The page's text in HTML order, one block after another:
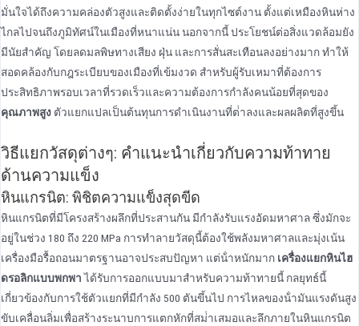
มั่นใจได้ถึงความคล่องตัวสูงและติดตั้งง่ายในทุกไซต์งาน ตั้งแต่เหมืองหินห่าง
ไกลไปจนถึงภูมิทัศน์ในเมืองที่หนาแน่น นอกจากนี้ ประโยชน์ต่อสิ่งแวดล้อมยัง
มีนัยสําคัญ โดยลดมลพิษทางเสียง ฝุ่น และการสั่นสะเทือนลงอย่างมาก ทําให้
สอดคล้องกับกฎระเบียบของเมืองที่เข้มงวด สําหรับผู้รับเหมาที่ต้องการ
ประสิทธิภาพรอบเวลาที่รวดเร็วและความต้องการกําลังคนน้อยที่สุดของ
คุณภาพสูง ตัวแยกแปลเป็นต้นทุนการดําเนินงานที่ต่ําลงและผลผลิตที่สูงขึ้น
วิธีแยกวัสดุต่างๆ: คําแนะนําเกี่ยวกับความท้าทาย
ด้านความแข็ง
หินแกรนิต: พิชิตความแข็งสุดขีด
หินแกรนิตที่มีโครงสร้างผลึกที่ประสานกัน มีกําลังรับแรงอัดมหาศาล ซึ่งมักจะ
อยู่ในช่วง 180 ถึง 220 MPa การทําลายวัสดุนี้ต้องใช้พลังมหาศาลและมุ่งเน้น
เครื่องมือรื้อถอนมาตรฐานอาจประสบปัญหา แต่น้ําหนักมาก เครื่องแยกหินไฮ
ดรอลิกแบบพกพาได้รับการออกแบบมาสําหรับความท้าทายนี้ กลยุทธ์นี้
เกี่ยวข้องกับการใช้ตัวแยกที่มีกําลัง 500 ตันขึ้นไป การไหลของน้ํามันแรงดันสูง
ขับเคลื่อนลิ่มเพื่อสร้างระนาบการแตกหักที่สม่ําเสมอและลึกภายในหินแกรนิต